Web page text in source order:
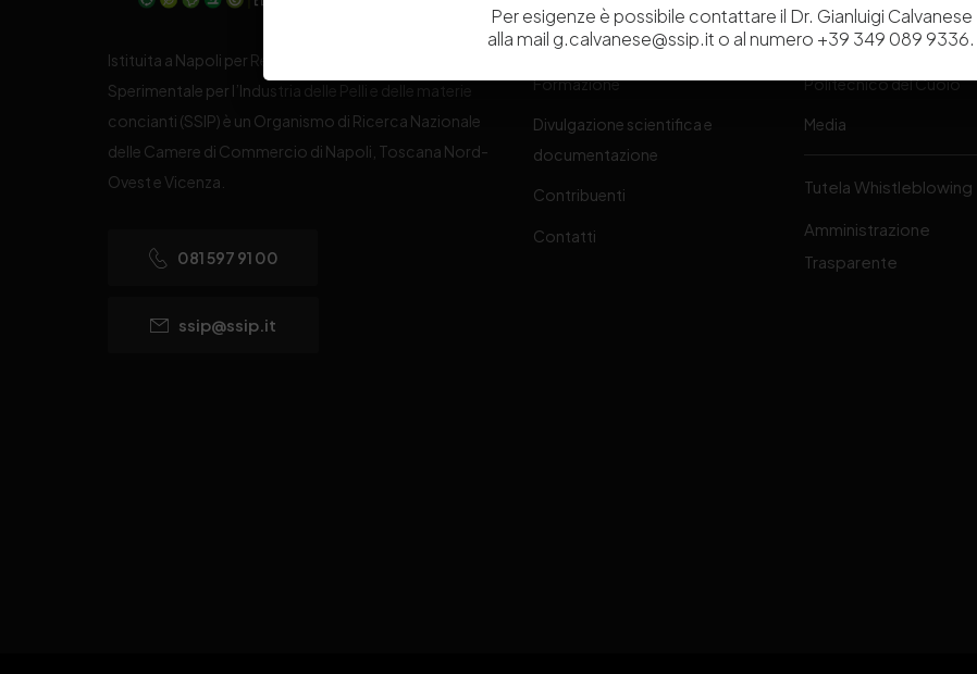
Istituita a Napoli per Regio Decreto nel 1885, la Stazione
Sperimentale per l’Industria delle Pelli e delle materie
concianti (SSIP) è un Organismo di Ricerca Nazionale
delle Camere di Commercio di Napoli, Toscana Nord-
Ovest e Vicenza.
081 597 91 00
ssip@ssip.it
Ricerca e Sviluppo
Formazione
Divulgazione scientifica e
documentazione
Contribuenti
Contatti
Biblioteca
Politecnico del Cuoio
Media
Tutela Whistleblowing
Amministrazione
Trasparente
Per esigenze è possibile contattare il Dr. Gianluigi Calvanese
alla mail g.calvanese@ssip.it o al numero +39 349 089 9336.